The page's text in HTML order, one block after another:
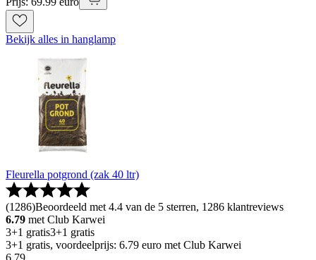
Bekijk alles in hanglamp
Fleurella potgrond (zak 40 ltr)
(1286)Beoordeeld met 4.4 van de 5 sterren, 1286 klantreviews
6.79 met Club Karwei
3+1 gratis3+1 gratis
3+1 gratis, voordeelprijs: 6.79 euro met Club Karwei